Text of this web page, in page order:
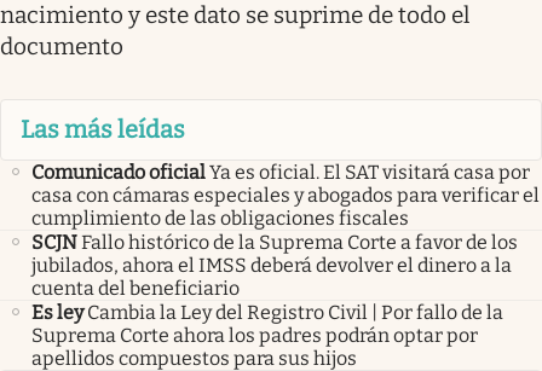
nacimiento y este dato se suprime de todo el
documento
Las más leídas
Comunicado oficialYa es oficial. El SAT visitará casa por
casa con cámaras especiales y abogados para verificar el
cumplimiento de las obligaciones fiscales
SCJNFallo histórico de la Suprema Corte a favor de los
jubilados, ahora el IMSS deberá devolver el dinero a la
cuenta del beneficiario
Es ley Cambia la Ley del Registro Civil | Por fallo de la
Suprema Corte ahora los padres podrán optar por
apellidos compuestos para sus hijos